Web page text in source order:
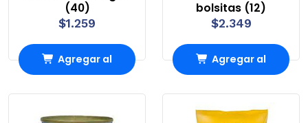
(40)
$1.259
Agregar al
bolsitas (12)
$2.349
Agregar al